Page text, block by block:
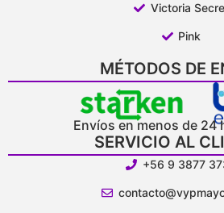
Victoria
Pink
MÉTODOS DE
Envíos en menos de 24
SERVICIO AL
+56 9 3877